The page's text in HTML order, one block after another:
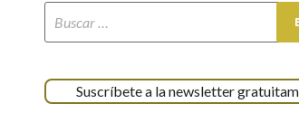
Suscríbete a la newsletter